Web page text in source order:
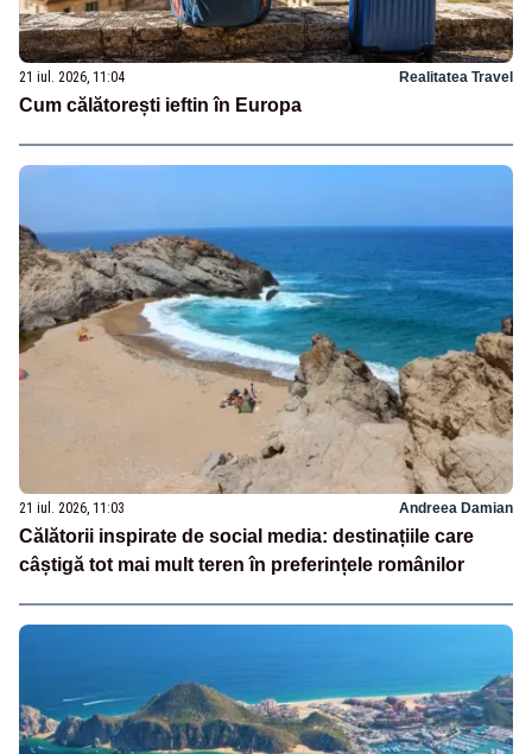
21 iul. 2026, 11:04 Realitatea Travel
Cum călătorești ieftin în Europa
21 iul. 2026, 11:03 Andreea Damian
Călătorii inspirate de social media: destinațiile care
câștigă tot mai mult teren în preferințele românilor